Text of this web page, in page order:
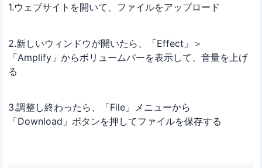
1.ウェブサイトを開いて、ファイルをアップロード
2.新しいウィンドウが開いたら、「Effect」＞
「Amplify」からボリュームバーを表示して、音量を上げ
る
3.調整し終わったら、「File」メニューから
「Download」ボタンを押してファイルを保存する